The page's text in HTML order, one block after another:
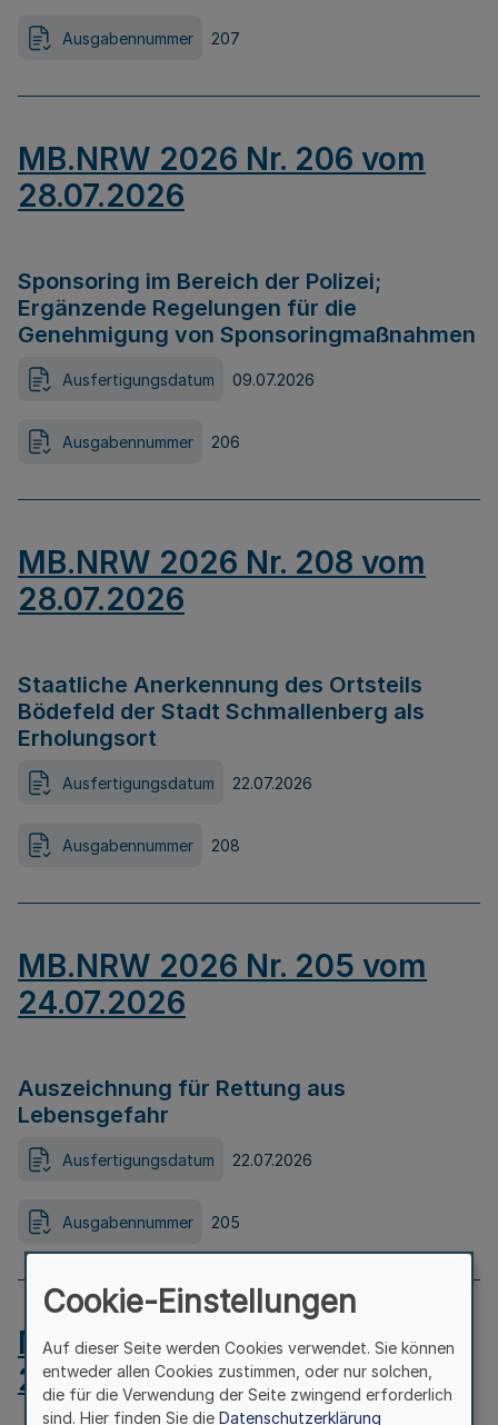
Ausgabennummer 207
MB.NRW 2026 Nr. 206 vom
28.07.2026
Sponsoring im Bereich der Polizei;
Ergänzende Regelungen für die
Genehmigung von Sponsoringmaßnahmen
Ausfertigungsdatum 09.07.2026
Ausgabennummer 206
MB.NRW 2026 Nr. 208 vom
28.07.2026
Staatliche Anerkennung des Ortsteils
Bödefeld der Stadt Schmallenberg als
Erholungsort
Ausfertigungsdatum 22.07.2026
Ausgabennummer 208
MB.NRW 2026 Nr. 205 vom
24.07.2026
Auszeichnung für Rettung aus
Lebensgefahr
Ausfertigungsdatum 22.07.2026
Ausgabennummer 205
MB.NRW 2026 Nr. 204 vom
24.07.2026
Cookie-Einstellungen
Auf dieser Seite werden Cookies verwendet. Sie können
entweder allen Cookies zustimmen, oder nur solchen,
die für die Verwendung der Seite zwingend erforderlich
sind. Hier finden Sie die Datenschutzerklärung